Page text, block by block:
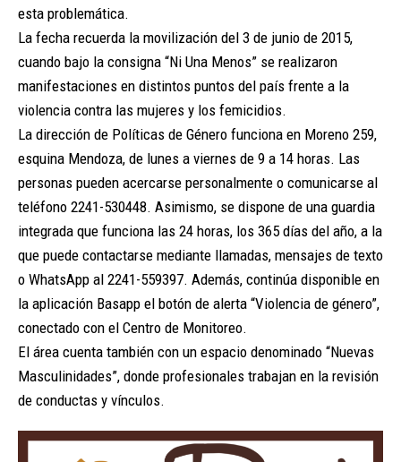
esta problemática.
La fecha recuerda la movilización del 3 de junio de 2015,
cuando bajo la consigna “Ni Una Menos” se realizaron
manifestaciones en distintos puntos del país frente a la
violencia contra las mujeres y los femicidios.
La dirección de Políticas de Género funciona en Moreno 259,
esquina Mendoza, de lunes a viernes de 9 a 14 horas. Las
personas pueden acercarse personalmente o comunicarse al
teléfono 2241-530448. Asimismo, se dispone de una guardia
integrada que funciona las 24 horas, los 365 días del año, a la
que puede contactarse mediante llamadas, mensajes de texto
o WhatsApp al 2241-559397. Además, continúa disponible en
la aplicación Basapp el botón de alerta “Violencia de género”,
conectado con el Centro de Monitoreo.
El área cuenta también con un espacio denominado “Nuevas
Masculinidades”, donde profesionales trabajan en la revisión
de conductas y vínculos.